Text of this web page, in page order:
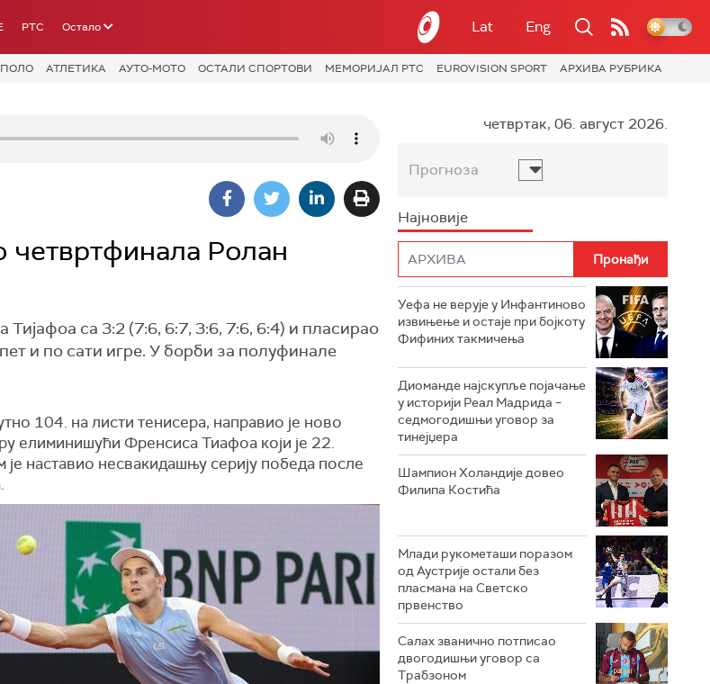
РТС Остало Lat Eng
АТЛЕТИКА АУТО-МОТО ОСТАЛИ СПОРТОВИ МЕМОРИЈАЛ РТС EUROVISION SPORT АРХИВА РУБРИКА
Ролан
са 3:2 (7:6, 6:7, 3:6, 7:6, 6:4) и пласирао
и по сати игре. У борби за полуфинале
104. на листи тенисера, направио је ново
елиминишући Френсиса Тиафоа који је 22.
је наставио несвакидашњу серију победа после
четвртак, 06. август 2026.
Прогноза
Најновије
Уефа не верује у Инфантиново
извињење и остаје при бојкоту
Фифиних такмичења
Диоманде најскупље појачање
у историји Реал Мадрида –
седмогодишњи уговор за
тинејџера
Шампион Холандије довео
Филипа Костића
Млади рукометаши поразом
од Аустрије остали без
пласмана на Светско
првенство
Салах званично потписао
двогодишњи уговор са
Трабзоном